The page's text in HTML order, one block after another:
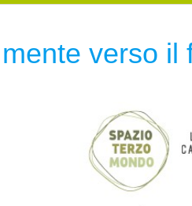
verso il